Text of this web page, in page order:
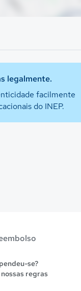
legalmente.
facilmente
do INEP.
se?
regras